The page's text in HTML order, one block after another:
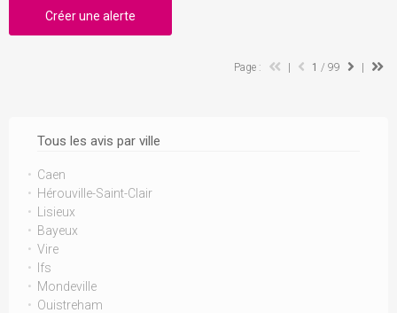
Tous les avis par ville
Caen
Hérouville-Saint-Clair
Lisieux
Bayeux
Vire
Ifs
Mondeville
Ouistreham
Créer une alerte
Page : 1 / 99